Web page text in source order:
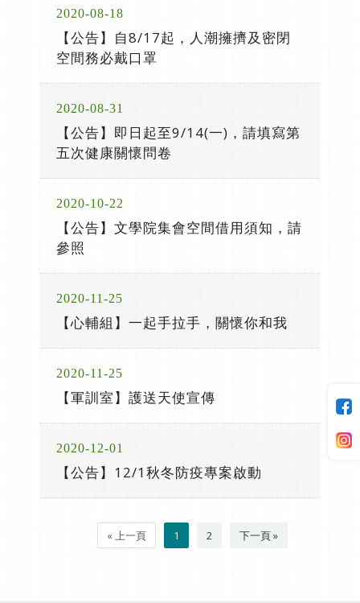
2020-08-18
【公告】自8/17起，人潮擁擠及密閉
空間務必戴口罩
2020-08-31
【公告】即日起至9/14(一)，請填寫第
五次健康關懷問卷
2020-10-22
【公告】文學院集會空間借用須知，請
參照
2020-11-25
【心輔組】一起手拉手，關懷你和我
2020-11-25
【軍訓室】護送天使宣傳
2020-12-01
【公告】12/1秋冬防疫專案啟動
« 上一頁 1 2 下一頁 »